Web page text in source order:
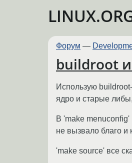
Форум —
buildroot
Использую
ядро и старые
В 'make
не вызвало благо и
'make source' все